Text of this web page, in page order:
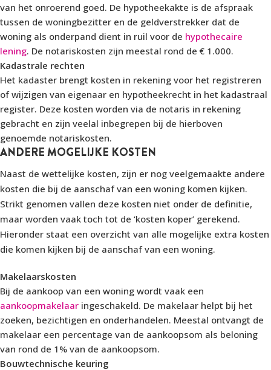
van het onroerend goed. De hypotheekakte is de afspraak
tussen de woningbezitter en de geldverstrekker dat de
woning als onderpand dient in ruil voor de hypothecaire
lening. De notariskosten zijn meestal rond de € 1.000.
Kadastrale rechten
Het kadaster brengt kosten in rekening voor het registreren
of wijzigen van eigenaar en hypotheekrecht in het kadastraal
register. Deze kosten worden via de notaris in rekening
gebracht en zijn veelal inbegrepen bij de hierboven
genoemde notariskosten.
ANDERE MOGELIJKE KOSTEN
Naast de wettelijke kosten, zijn er nog veelgemaakte andere
kosten die bij de aanschaf van een woning komen kijken.
Strikt genomen vallen deze kosten niet onder de definitie,
maar worden vaak toch tot de ‘kosten koper’ gerekend.
Hieronder staat een overzicht van alle mogelijke extra kosten
die komen kijken bij de aanschaf van een woning.
Makelaarskosten
Bij de aankoop van een woning wordt vaak een
aankoopmakelaar ingeschakeld. De makelaar helpt bij het
zoeken, bezichtigen en onderhandelen. Meestal ontvangt de
makelaar een percentage van de aankoopsom als beloning
van rond de 1% van de aankoopsom.
Bouwtechnische keuring